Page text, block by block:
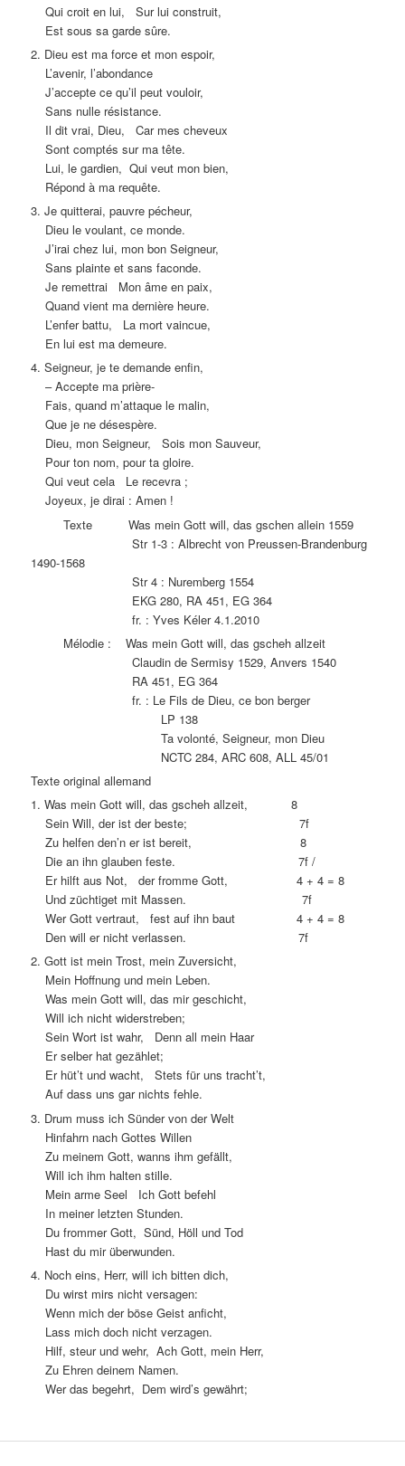
Qui croit en lui, Sur lui construit,
Est sous sa garde sûre.
2. Dieu est ma force et mon espoir,
L’avenir, l’abondance
J’accepte ce qu’il peut vouloir,
Sans nulle résistance.
Il dit vrai, Dieu, Car mes cheveux
Sont comptés sur ma tête.
Lui, le gardien, Qui veut mon bien,
Répond à ma requête.
3. Je quitterai, pauvre pécheur,
Dieu le voulant, ce monde.
J’irai chez lui, mon bon Seigneur,
Sans plainte et sans faconde.
Je remettrai Mon âme en paix,
Quand vient ma dernière heure.
L’enfer battu, La mort vaincue,
En lui est ma demeure.
4. Seigneur, je te demande enfin,
– Accepte ma prière-
Fais, quand m’attaque le malin,
Que je ne désespère.
Dieu, mon Seigneur, Sois mon Sauveur,
Pour ton nom, pour ta gloire.
Qui veut cela Le recevra ;
Joyeux, je dirai : Amen !
Texte Was mein Gott will, das gschen allein 1559
Str 1-3 : Albrecht von Preussen-Brandenburg
1490-1568
Str 4 : Nuremberg 1554
EKG 280, RA 451, EG 364
fr. : Yves Kéler 4.1.2010
Mélodie : Was mein Gott will, das gscheh allzeit
Claudin de Sermisy 1529, Anvers 1540
RA 451, EG 364
fr. : Le Fils de Dieu, ce bon berger
LP 138
Ta volonté, Seigneur, mon Dieu
NCTC 284, ARC 608, ALL 45/01
Texte original allemand
1. Was mein Gott will, das gscheh allzeit, 8
Sein Will, der ist der beste; 7f
Zu helfen den’n er ist bereit, 8
Die an ihn glauben feste. 7f /
Er hilft aus Not, der fromme Gott, 4 + 4 = 8
Und züchtiget mit Massen. 7f
Wer Gott vertraut, fest auf ihn baut 4 + 4 = 8
Den will er nicht verlassen. 7f
2. Gott ist mein Trost, mein Zuversicht,
Mein Hoffnung und mein Leben.
Was mein Gott will, das mir geschicht,
Will ich nicht widerstreben;
Sein Wort ist wahr, Denn all mein Haar
Er selber hat gezählet;
Er hüt’t und wacht, Stets für uns tracht’t,
Auf dass uns gar nichts fehle.
3. Drum muss ich Sünder von der Welt
Hinfahrn nach Gottes Willen
Zu meinem Gott, wanns ihm gefällt,
Will ich ihm halten stille.
Mein arme Seel Ich Gott befehl
In meiner letzten Stunden.
Du frommer Gott, Sünd, Höll und Tod
Hast du mir überwunden.
4. Noch eins, Herr, will ich bitten dich,
Du wirst mirs nicht versagen:
Wenn mich der böse Geist anficht,
Lass mich doch nicht verzagen.
Hilf, steur und wehr, Ach Gott, mein Herr,
Zu Ehren deinem Namen.
Wer das begehrt, Dem wird’s gewährt;